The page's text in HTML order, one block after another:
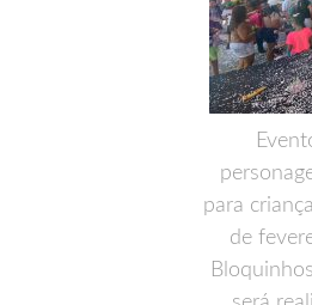
para
de